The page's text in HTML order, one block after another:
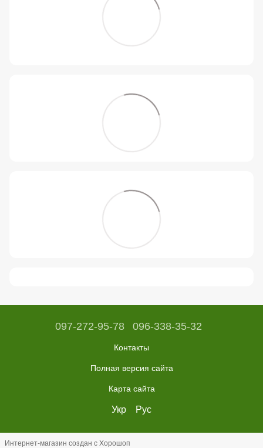
097-272-95-78 096-338-35-32
Контакты
Полная версия сайта
Карта сайта
Укр Рус
Интернет-магазин создан с Хорошоп